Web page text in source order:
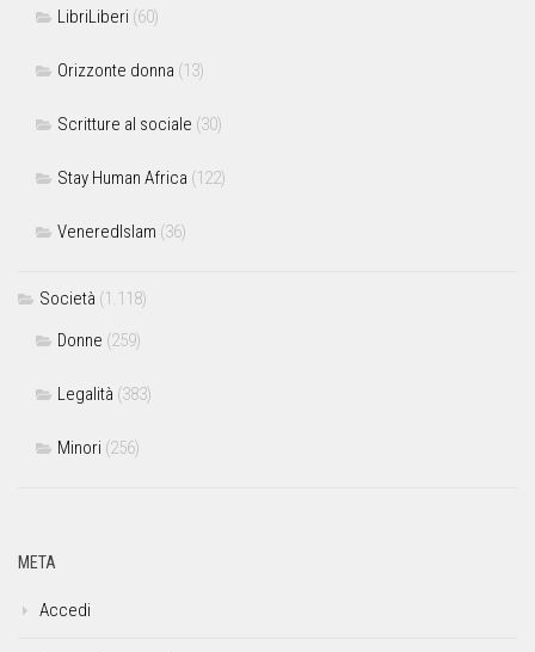
LibriLiberi (60)
Orizzonte donna (13)
Scritture al sociale (30)
Stay Human Africa (122)
VeneredIslam (36)
Società (1.118)
Donne (259)
Legalità (383)
Minori (256)
META
Accedi